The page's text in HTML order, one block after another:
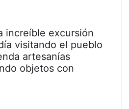
increíble excursión
visitando el pueblo
artesanías
objetos con